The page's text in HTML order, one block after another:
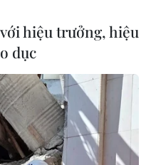
hiệu trưởng, hiệu
dục